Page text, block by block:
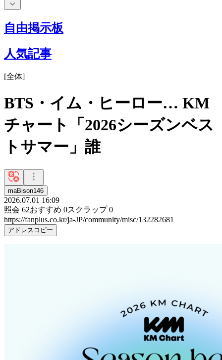
自由掲示板
人気記事
[全体]
BTS・イム・ヒーロー… KM
チャート「2026シーズンベス
トサマー」誰
maBison146
2026.07.01 16:09
照会 62おすすめ 0スクラップ 0
https://fanplus.co.kr/ja-JP/community/misc/132282681
アドレスコピー